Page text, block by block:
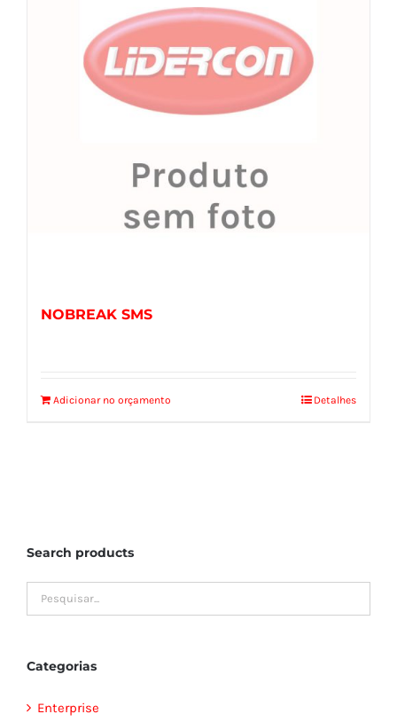
NOBREAK SMS
Adicionar no orçamento Detalhes
Search products
Categorias
Enterprise